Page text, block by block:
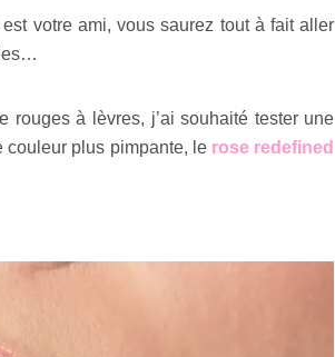
votre ami, vous saurez tout à fait aller
rouges à lèvres, j’ai souhaité tester une
couleur plus pimpante, le rose redefined